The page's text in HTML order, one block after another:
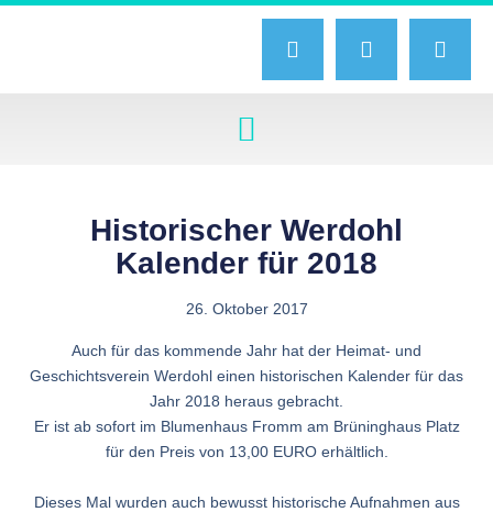
Historischer Werdohl
Kalender für 2018
26. Oktober 2017
Auch für das kommende Jahr hat der Heimat- und
Geschichtsverein Werdohl einen historischen Kalender für das
Jahr 2018 heraus gebracht.
Er ist ab sofort im Blumenhaus Fromm am Brüninghaus Platz
für den Preis von 13,00 EURO erhältlich.
Dieses Mal wurden auch bewusst historische Aufnahmen aus